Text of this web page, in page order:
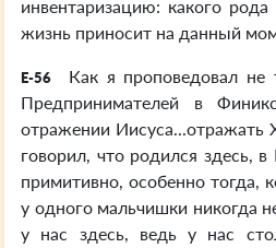
инвентаризацию: какого
жизнь приносит на данный
E-56
Как я проповедовал не
Предпринимателей в
отражении
говорил, что родился здесь, в
примитивно, особенно тогда,
у одного мальчишки никогда
у нас здесь, ведь у нас